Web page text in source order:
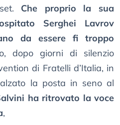
Che proprio la sua
Serghei Lavrov
da essere fi troppo
dopo giorni di silenzio
di Fratelli d’Italia, in
la posta in seno al
ha ritrovato la voce
,